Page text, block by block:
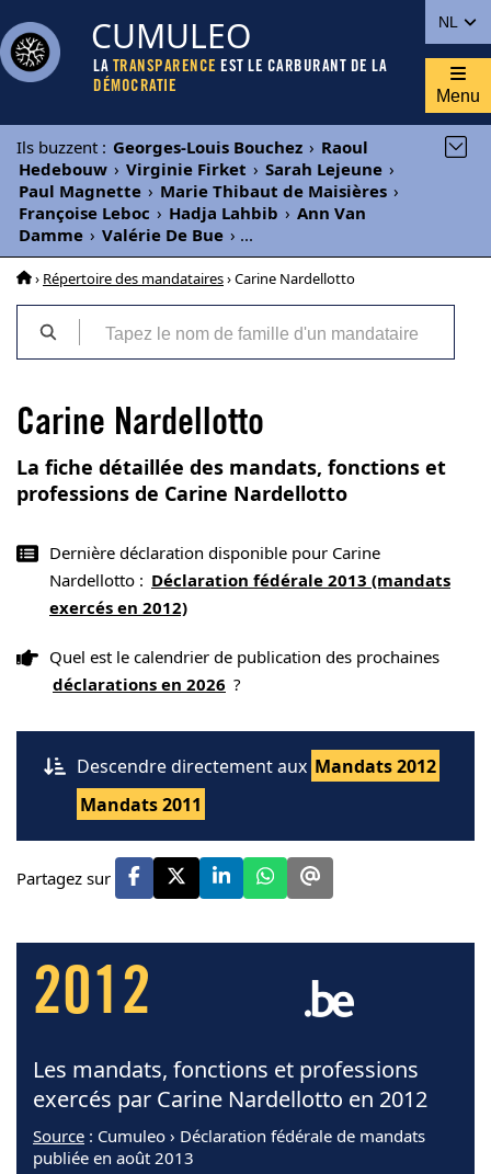
NL
CUMULEO
LA TRANSPARENCE EST LE CARBURANT DE LA
DÉMOCRATIE
Menu
Ils buzzent : Georges-Louis Bouchez › Raoul
Hedebouw › Virginie Firket › Sarah Lejeune ›
Paul Magnette › Marie Thibaut de Maisières ›
Françoise Leboc › Hadja Lahbib › Ann Van
Damme › Valérie De Bue › ...
› Répertoire des mandataires› Carine Nardellotto
Carine Nardellotto
La fiche détaillée des mandats, fonctions et
professions de Carine Nardellotto
Dernière déclaration disponible pour Carine
Nardellotto : Déclaration fédérale 2013 (mandats
exercés en 2012)
Quel est le calendrier de publication des prochaines
déclarations en 2026 ?
Descendre directement aux Mandats 2012
Mandats 2011
Partagez sur
2012
Les mandats, fonctions et professions
exercés par Carine Nardellotto en 2012
Source : Cumuleo › Déclaration fédérale de mandats
publiée en août 2013